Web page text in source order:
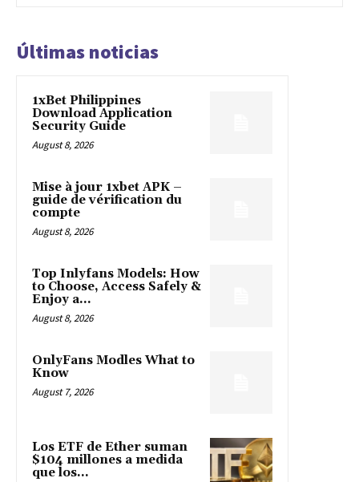
Últimas noticias
1xBet Philippines
Download Application
Security Guide
August 8, 2026
Mise à jour 1xbet APK –
guide de vérification du
compte
August 8, 2026
Top Inlyfans Models: How
to Choose, Access Safely &
Enjoy a...
August 8, 2026
OnlyFans Modles What to
Know
August 7, 2026
Los ETF de Ether suman
$104 millones a medida
que los...